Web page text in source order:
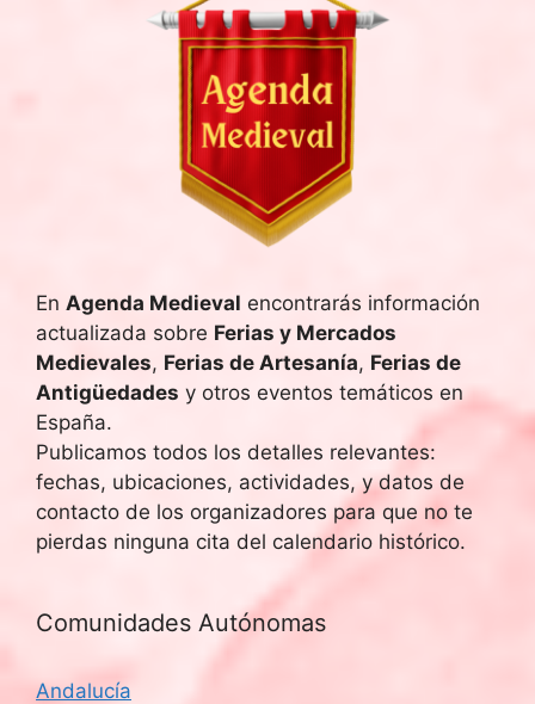
En Agenda Medieval encontrarás información
actualizada sobre Ferias y Mercados
Medievales, Ferias de Artesanía, Ferias de
Antigüedades y otros eventos temáticos en
España.
Publicamos todos los detalles relevantes:
fechas, ubicaciones, actividades, y datos de
contacto de los organizadores para que no te
pierdas ninguna cita del calendario histórico.
Comunidades Autónomas
Andalucía